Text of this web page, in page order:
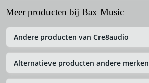
Meer producten bij Bax Music
Andere producten van Cre8audio
Alternatieve producten andere merken